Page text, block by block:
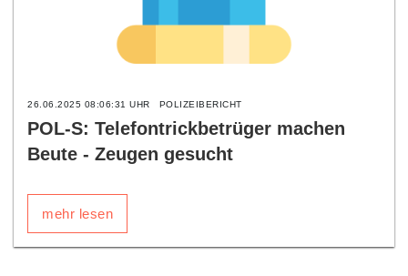
26.06.2025 08:06:31 UHR POLIZEIBERICHT
POL-S: Telefontrickbetrüger machen
Beute - Zeugen gesucht
mehr lesen